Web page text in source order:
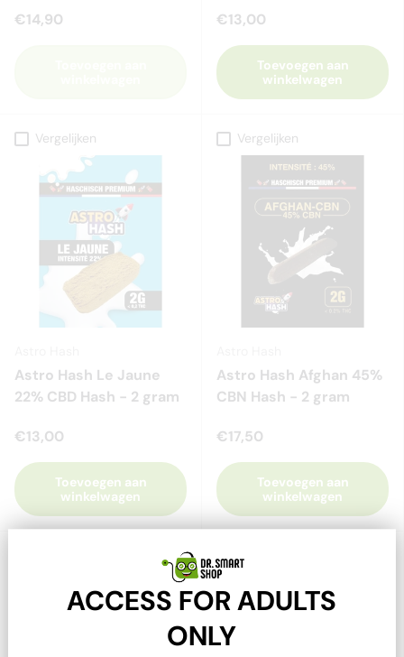
€14,90 €13,00
Toevoegen aan
winkelwagen
Vergelijken
Astro Hash Le Jaune
22% CBD Hash - 2 gram
€13,00
Toevoegen aan
winkelwagen
Vergelijken
Astro Hash Afghan 45%
CBN Hash - 2 gram
€17,50
Toevoegen aan
winkelwagen
Vergelijken
ACCESS FOR ADULTS
ONLY